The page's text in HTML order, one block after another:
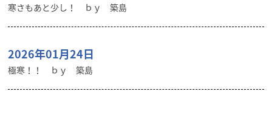
寒さもあと少し！ ｂｙ 築島
2026年01月24日
極寒！！ ｂｙ 築島